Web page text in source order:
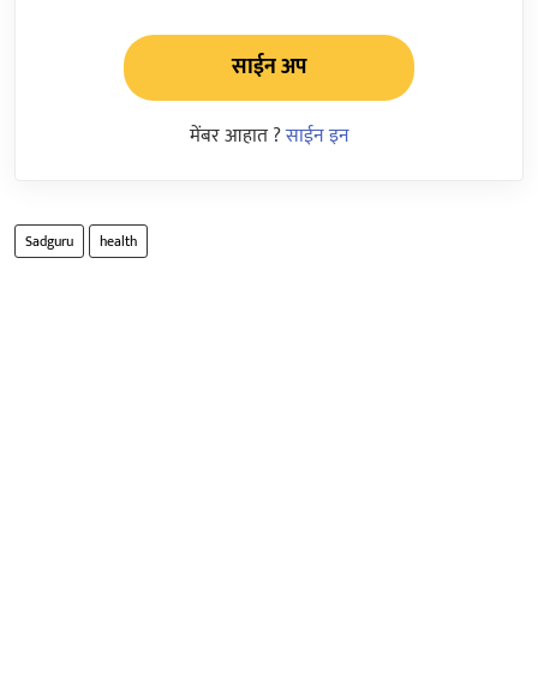
साईन अप
मेंबर आहात ?साईन इन
Sadguru health